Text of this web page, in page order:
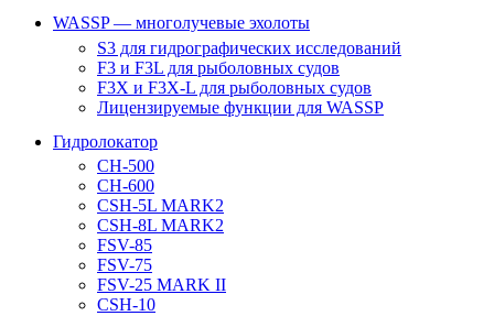
WASSP — многолучевые эхолоты
S3 для гидрографических исследований
F3 и F3L для рыболовных судов
F3X и F3X-L для рыболовных судов
Лицензируемые функции для WASSP
Гидролокатор
CH-500
CH-600
CSH-5L MARK2
CSH-8L MARK2
FSV-85
FSV-75
FSV-25 MARK II
CSH-10